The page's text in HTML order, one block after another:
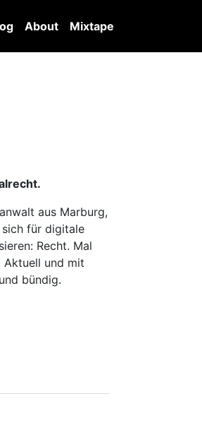
About Mixtape
aus Marburg,
für digitale
Recht. Mal
Aktuell und mit
bündig.